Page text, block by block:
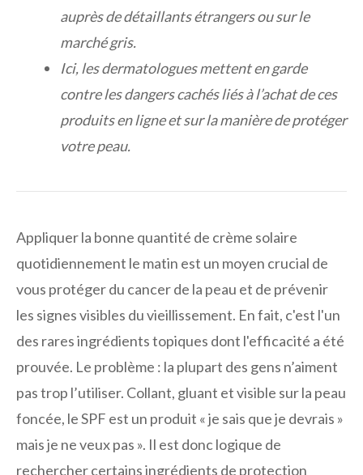
auprès de détaillants étrangers ou sur le
marché gris.
Ici, les dermatologues mettent en garde
contre les dangers cachés liés à l’achat de ces
produits en ligne et sur la manière de protéger
votre peau.
Appliquer la bonne quantité de crème solaire
quotidiennement le matin est un moyen crucial de
vous protéger du cancer de la peau et de prévenir
les signes visibles du vieillissement. En fait, c'est l'un
des rares ingrédients topiques dont l'efficacité a été
prouvée. Le problème : la plupart des gens n’aiment
pas trop l’utiliser. Collant, gluant et visible sur la peau
foncée, le SPF est un produit « je sais que je devrais »
mais je ne veux pas ». Il est donc logique de
rechercher certains ingrédients de protection